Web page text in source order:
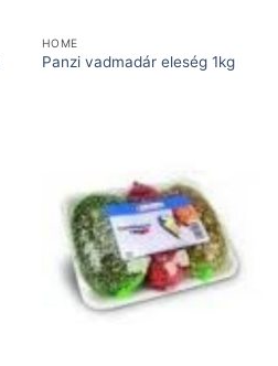
HOME
Panzi vadmadár eleség 1kg